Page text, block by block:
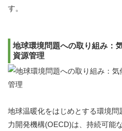
す。
地球環境問題への取り組み：
資源管理
地球温暖化をはじめとする環境
力開発機構(OECD)は、持続可能